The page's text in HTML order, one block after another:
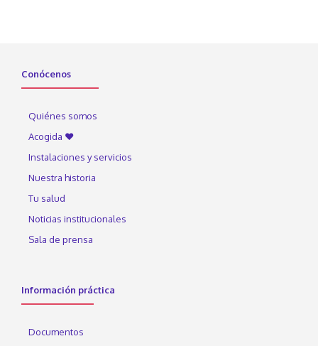
Conócenos
Quiénes somos
Acogida ♥
Instalaciones y servicios
Nuestra historia
Tu salud
Noticias institucionales
Sala de prensa
Información práctica
Documentos